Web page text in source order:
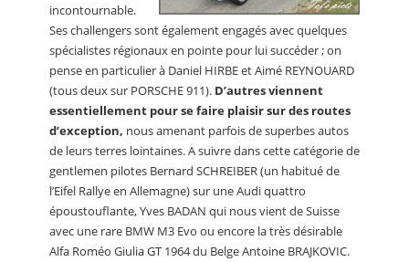
incontournable.
Ses challengers sont également engagés avec quelques
spécialistes régionaux en pointe pour lui succéder ; on
pense en particulier à Daniel HIRBE et Aimé REYNOUARD
(tous deux sur PORSCHE 911). D’autres viennent
essentiellement pour se faire plaisir sur des routes
d’exception, nous amenant parfois de superbes autos
de leurs terres lointaines. A suivre dans cette catégorie de
gentlemen pilotes Bernard SCHREIBER (un habitué de
l’Eifel Rallye en Allemagne) sur une Audi quattro
époustouflante, Yves BADAN qui nous vient de Suisse
avec une rare BMW M3 Evo ou encore la très désirable
Alfa Roméo Giulia GT 1964 du Belge Antoine BRAJKOVIC.